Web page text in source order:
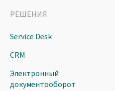
РЕШЕНИЯ
Service Desk
CRM
Электронный
документооборот